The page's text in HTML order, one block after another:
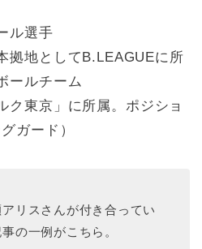
ル選手
拠地としてB.LEAGUEに所
ールチーム
ク東京」に所属。ポジショ
ガード）
リスさんが付き合ってい
の一例がこちら。